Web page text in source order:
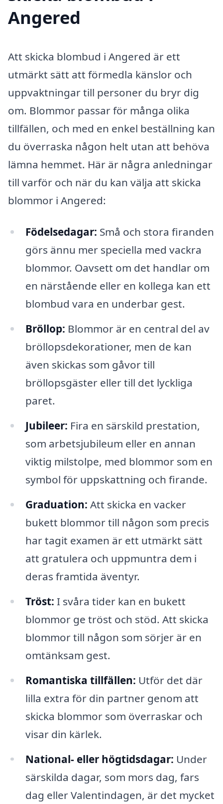
Angered
Att skicka blombud i Angered är ett
utmärkt sätt att förmedla känslor och
uppvaktningar till personer du bryr dig
om. Blommor passar för många olika
tillfällen, och med en enkel beställning kan
du överraska någon helt utan att behöva
lämna hemmet. Här är några anledningar
till varför och när du kan välja att skicka
blommor i Angered:
Födelsedagar: Små och stora firanden
görs ännu mer speciella med vackra
blommor. Oavsett om det handlar om
en närstående eller en kollega kan ett
blombud vara en underbar gest.
Bröllop: Blommor är en central del av
bröllopsdekorationer, men de kan
även skickas som gåvor till
bröllopsgäster eller till det lyckliga
paret.
Jubileer: Fira en särskild prestation,
som arbetsjubileum eller en annan
viktig milstolpe, med blommor som en
symbol för uppskattning och firande.
Graduation: Att skicka en vacker
bukett blommor till någon som precis
har tagit examen är ett utmärkt sätt
att gratulera och uppmuntra dem i
deras framtida äventyr.
Tröst: I svåra tider kan en bukett
blommor ge tröst och stöd. Att skicka
blommor till någon som sörjer är en
omtänksam gest.
Romantiska tillfällen: Utför det där
lilla extra för din partner genom att
skicka blommor som överraskar och
visar din kärlek.
National- eller högtidsdagar: Under
särskilda dagar, som mors dag, fars
dag eller Valentindagen, är det mycket